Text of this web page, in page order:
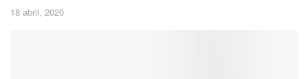
18 abril, 2020